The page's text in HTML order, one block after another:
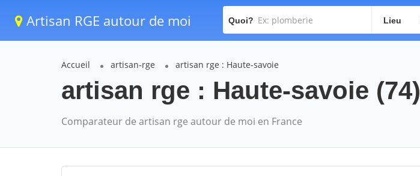
Artisan RGE autour de moi Quoi? Lieu
Accueil artisan-rge artisan rge : Haute-savoie
artisan rge : Haute-savoie (74)
Comparateur de artisan rge autour de moi en France